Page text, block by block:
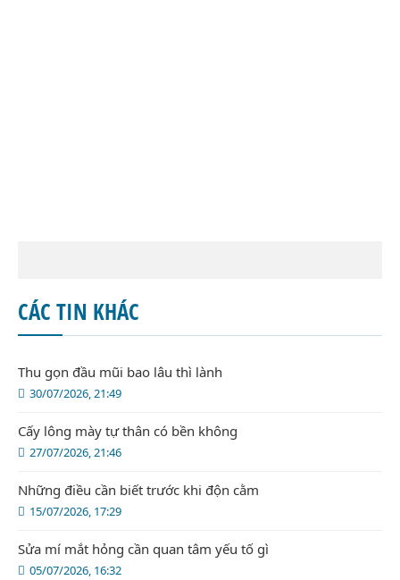
CÁC TIN KHÁC
30/07/2026, 21:49
Thu gọn đầu mũi bao lâu thì lành
27/07/2026, 21:46
Cấy lông mày tự thân có bền không
15/07/2026, 17:29
Những điều cần biết trước khi độn cằm
05/07/2026, 16:32
Sửa mí mắt hỏng cần quan tâm yếu tố gì